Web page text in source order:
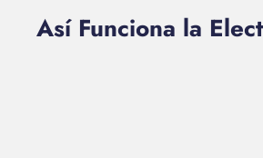
Así Funciona la